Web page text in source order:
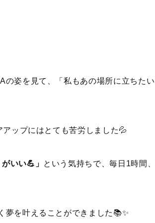
姿を見て、「私もあの場所に立ちた
ップにはとても苦労しました💦
いい💪」 という気持ちで、毎日1時間
夢を叶えることができました📚✨